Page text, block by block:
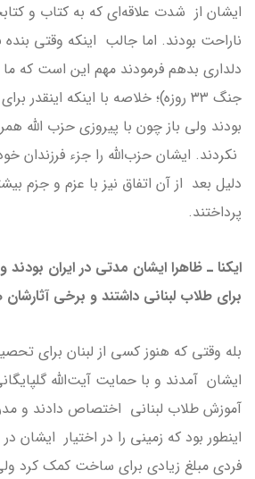
ایشان از شدت علاقه‌ای که به کتاب و
ناراحت بودند. اما جالب اینکه وقتی بنده
دلداری بدهم فرمودند مهم این است که
جنگ ۳۳ روزه)؛ خلاصه با اینکه
بودند ولی باز چون با پیروزی حزب الله
نکردند. ایشان حزب‌الله را جزء فرزندان
دلیل بعد از آن اتفاق نیز با عزم و جزم
پرداختند.
ایکنا ـ ظاهرا ایشان مدتی در ایران
برای طلاب لبنانی داشتند و برخی
بله وقتی که هنوز کسی از لبنان برای
ایشان آمدند و با حمایت آیت‌الله
آموزش طلاب لبنانی اختصاص دادند و
اینطور بود که زمینی را در اختیار ایشان در
فردی مبلغ زیادی برای ساخت کمک کرد